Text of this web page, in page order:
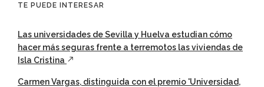
TE PUEDE INTERESAR
Las universidades de Sevilla y Huelva estudian cómo
hacer más seguras frente a terremotos las viviendas de
Isla Cristina
Carmen Vargas, distinguida con el premio 'Universidad,